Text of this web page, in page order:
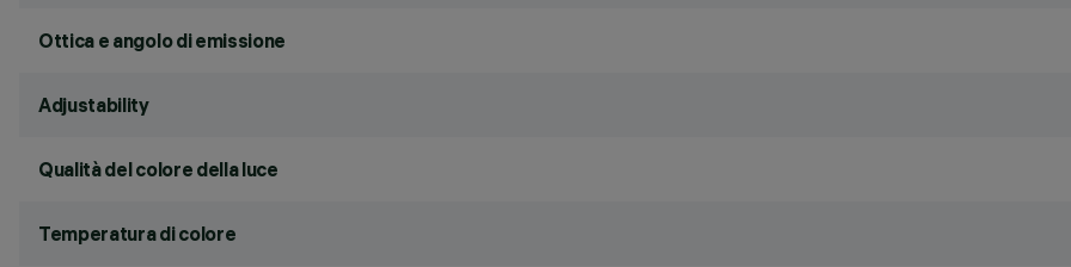
Ottica e angolo di emissione
Adjustability
Qualità del colore della luce
Temperatura di colore